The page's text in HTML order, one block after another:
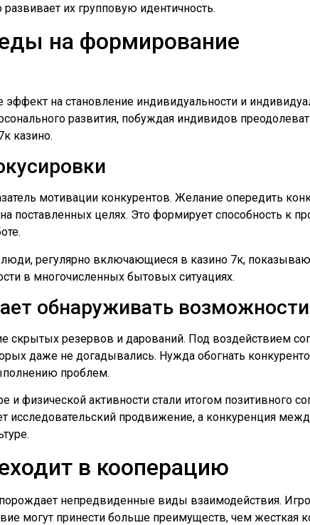
их групповую идентичность.
на формирование
эффект на становление индивидуальности и
развития, побуждая индивидов
казино.
мотивации конкурентов. Желание опередить
поставленных целях. Это формирует способность к
регулярно включающиеся в казино 7к,
в многочисленных бытовых ситуациях.
обнаруживать возможности
скрытых резервов и дарований. Под воздействием
даже не догадывались. Нужда обогнать
проблем.
физической активности стали итогом позитивного
исследовательский продвижение, а конкуренция
в кооперацию
порождает непредвиденные виды взаимодействия.
могут принести больше преимуществ, чем жесткая